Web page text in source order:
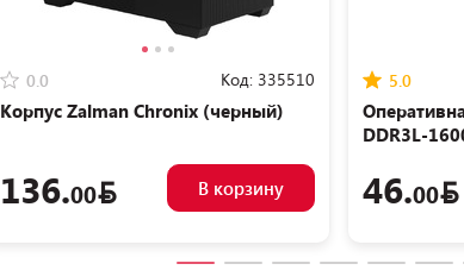
0.0 Код: 335510
Корпус Zalman Chronix (черный)
136.00 В корзину
5.0
DDR3L-
46.00